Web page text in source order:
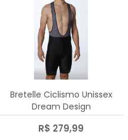
Bretelle Ciclismo Unissex
Dream Design
R$ 279,99